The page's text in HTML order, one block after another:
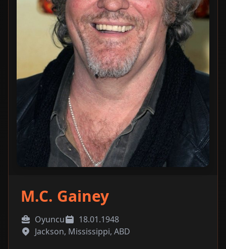
M.C. Gainey
Oyuncu
18.01.1948
Jackson, Mississippi, ABD